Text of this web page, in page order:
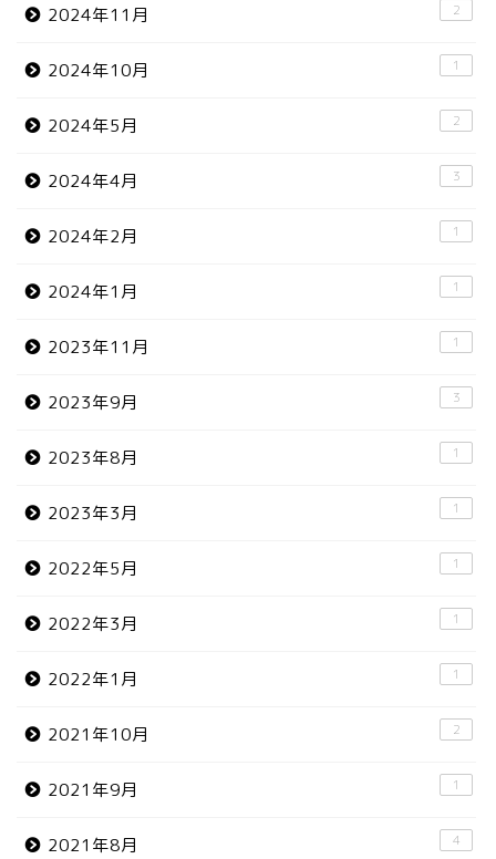
2024年11月 2
2024年10月 1
2024年5月 2
2024年4月 3
2024年2月 1
2024年1月 1
2023年11月 1
2023年9月 3
2023年8月 1
2023年3月 1
2022年5月 1
2022年3月 1
2022年1月 1
2021年10月 2
2021年9月 1
2021年8月 4